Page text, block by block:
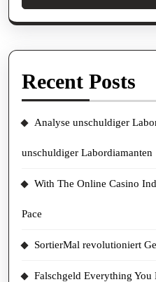
Recent Posts
Analyse unschuldiger
unschuldiger Labordiamanten
With The Online Casino
Pace
SortierMal revolutioniert
Falschgeld Everything